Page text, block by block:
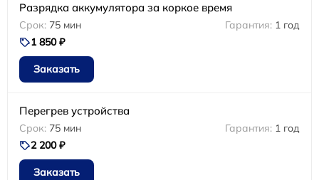
Разрядка аккумулятора за коркое время
75 мин
1 год
1 850 ₽
Заказать
Перегрев устройства
75 мин
1 год
2 200 ₽
Заказать